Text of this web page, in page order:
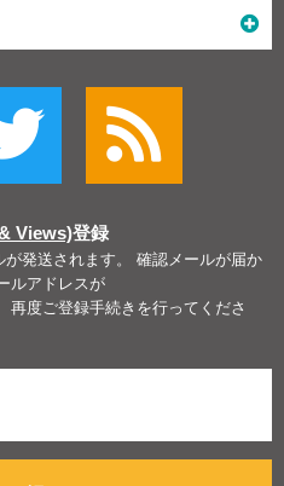
Views)登録
発送されます。 確認メールが届か
ルアドレスが
再度ご登録手続きを行ってくださ